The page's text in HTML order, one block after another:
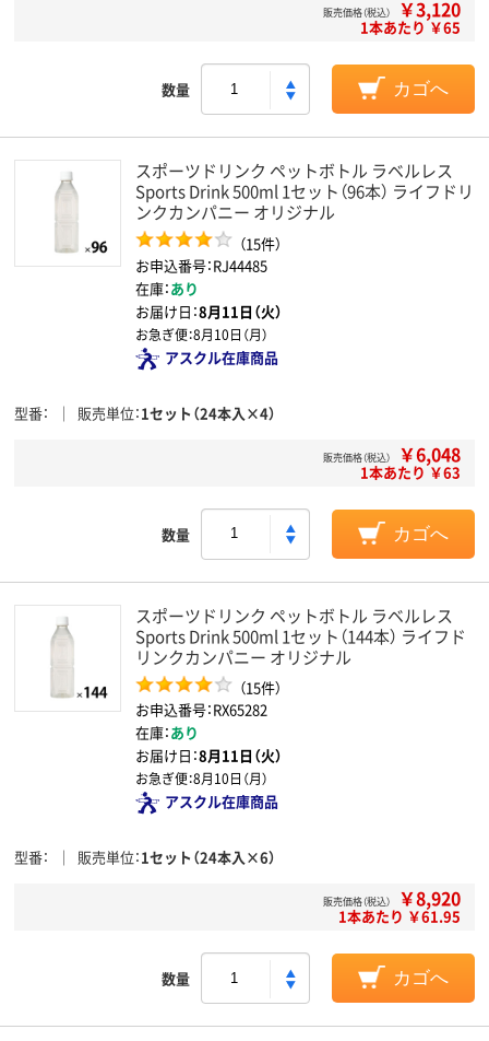
販売価格（税込） ￥3,120
1本あたり ￥65
数量 カゴへ
スポーツドリンク ペットボトル ラベルレス
Sports Drink 500ml 1セット（96本） ライフドリ
ンクカンパニー オリジナル
（15件）
お申込番号：RJ44485
在庫：あり
お届け日：8月11日（火）
お急ぎ便：8月10日（月）
アスクル在庫商品
型番 販売単位 1セット（24本入×4）
販売価格（税込） ￥6,048
1本あたり ￥63
数量 カゴへ
スポーツドリンク ペットボトル ラベルレス
Sports Drink 500ml 1セット（144本） ライフド
リンクカンパニー オリジナル
（15件）
お申込番号：RX65282
在庫：あり
お届け日：8月11日（火）
お急ぎ便：8月10日（月）
アスクル在庫商品
型番 販売単位 1セット（24本入×6）
販売価格（税込） ￥8,920
1本あたり ￥61.95
数量 カゴへ